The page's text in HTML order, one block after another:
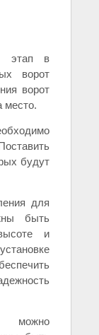
этап в
ворот
ворот
место.
будут
для
быть
и
можно